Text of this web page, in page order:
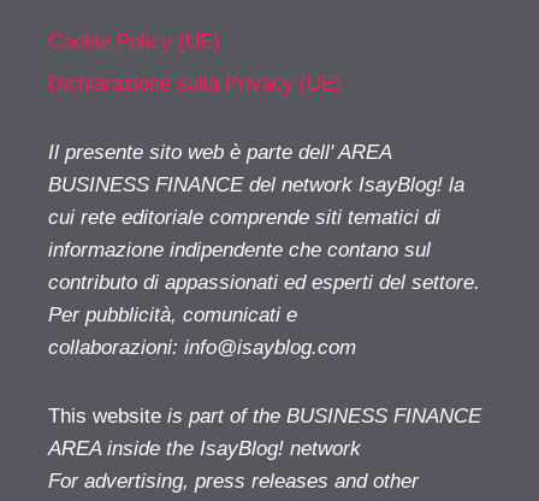
Cookie Policy (UE)
Dichiarazione sulla Privacy (UE)
Il presente sito web è parte dell' AREA
BUSINESS FINANCE del network IsayBlog! la
cui rete editoriale comprende siti tematici di
informazione indipendente che contano sul
contributo di appassionati ed esperti del settore.
Per pubblicità, comunicati e
collaborazioni: info@isayblog.com
This website is part of the BUSINESS FINANCE
AREA inside the IsayBlog! network
For advertising, press releases and other